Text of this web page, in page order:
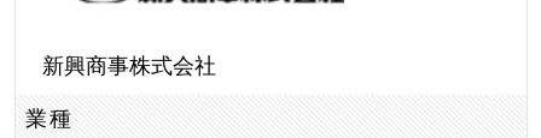
新興商事株式会社
業種